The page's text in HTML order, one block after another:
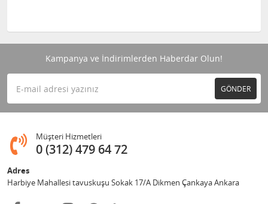
Kampanya ve İndirimlerden Haberdar Olun!
GÖNDER
Müşteri Hizmetleri
0 (312) 479 64 72
Adres
Harbiye Mahallesi tavuskuşu Sokak 17/A Dikmen Çankaya Ankara